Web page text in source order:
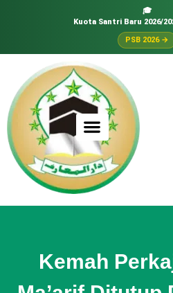
🎓
Kuota Santri Baru 2026/
PSB 2026 →
Kemah